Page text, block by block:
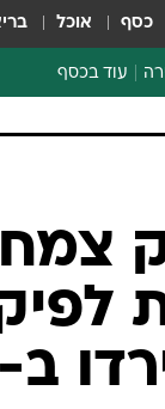
כסף אוכל
עוד בכסף
הלאונג'
ספורט ביזנס
ב-3%